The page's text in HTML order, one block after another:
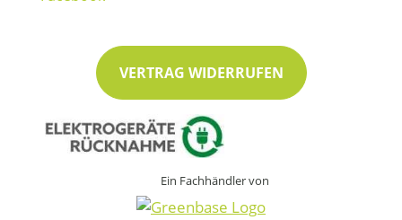
VERTRAG WIDERRUFEN
Ein Fachhändler von